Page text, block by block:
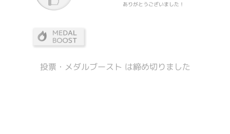
ありがとうございました！
投票・メダルブースト は締め切りました